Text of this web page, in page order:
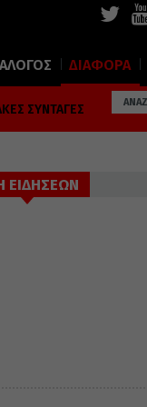
ΔΙΑΦΟΡΑ
ΣΥΝΤΑΓΕΣ
ΕΙΔΗΣΕΩΝ